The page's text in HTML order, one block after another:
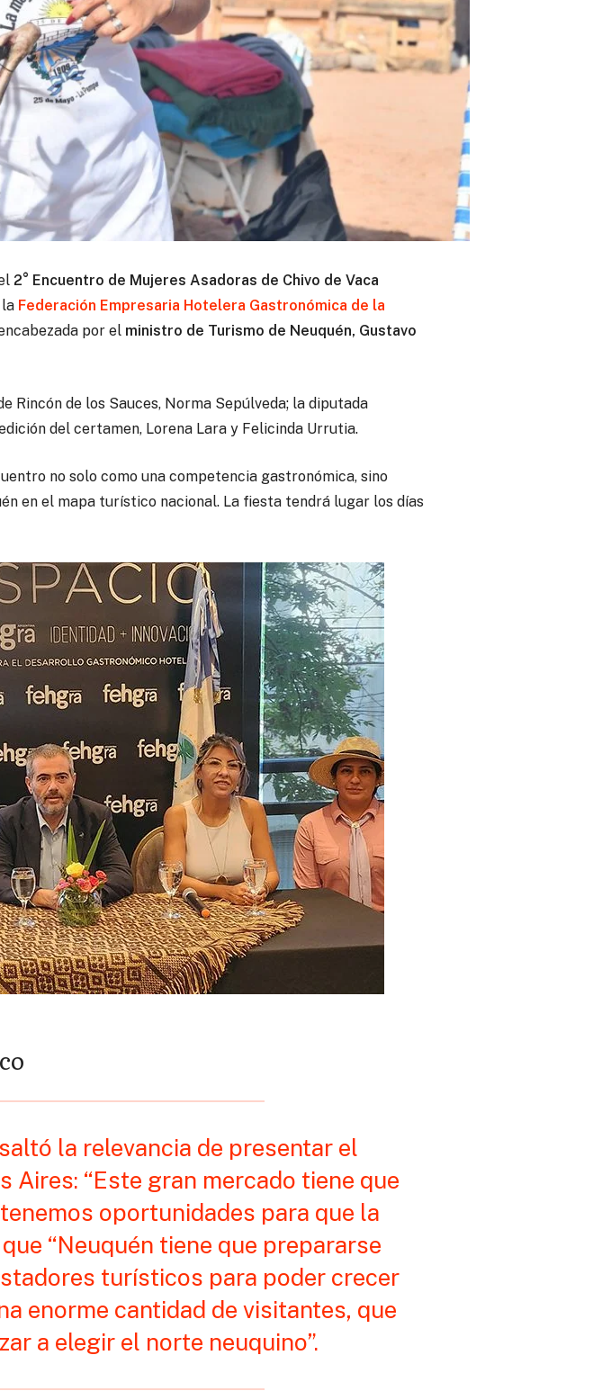
2° Encuentro de Mujeres Asadoras de Chivo de Vaca
Federación Empresaria Hotelera Gastronómica de la
por el ministro de Turismo de Neuquén, Gustavo
Rincón de los Sauces, Norma Sepúlveda; la diputada
del certamen, Lorena Lara y Felicinda Urrutia.
no solo como una competencia gastronómica, sino
en el mapa turístico nacional. La fiesta tendrá lugar los días
la relevancia de presentar el
Aires: “Este gran mercado tiene que
oportunidades para que la
“Neuquén tiene que prepararse
turísticos para poder crecer
enorme cantidad de visitantes, que
a elegir el norte neuquino”.